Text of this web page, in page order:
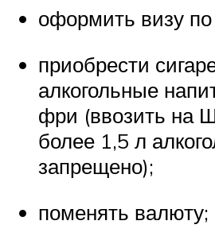
оформить визу по
приобрести
алкогольные
фри (ввозить на
более 1,5 л
запрещено);
поменять валюту;